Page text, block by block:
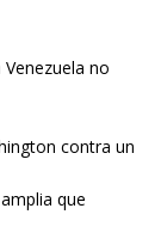
no
contra un
que